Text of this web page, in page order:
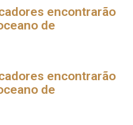
encontrarão
de
encontrarão
de